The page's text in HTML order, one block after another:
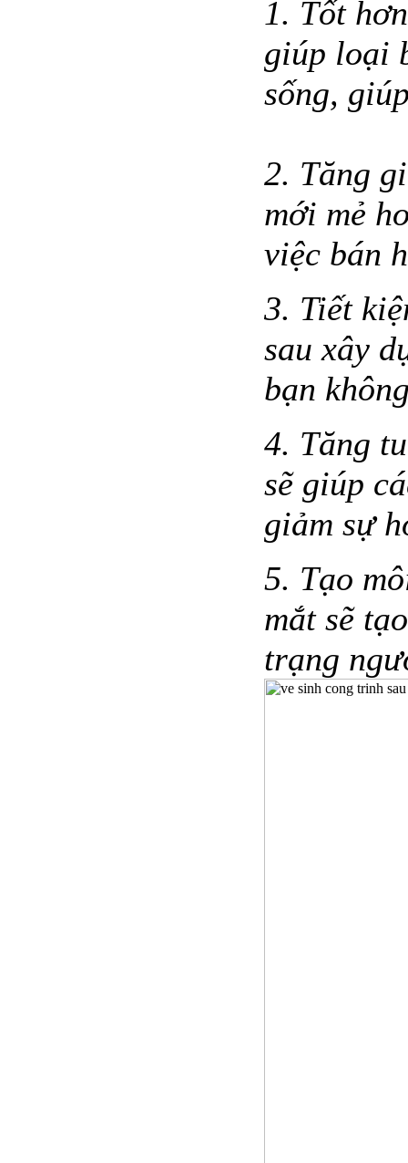
1. Tốt
giúp loại
sống,
2. Tăng
mới mẻ
việc bán
3. Tiết
sau xây
bạn
4. Tăng
sẽ giúp
giảm sự
5. Tạo
mắt sẽ
trạng